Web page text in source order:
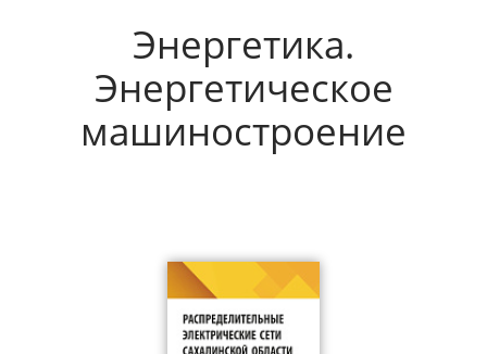
Энергетика.
Энергетическое
машиностроение